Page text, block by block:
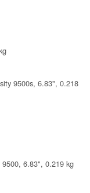
9500s, 6.83", 0.218
6.83", 0.219 kg